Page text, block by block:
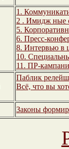
1.
2 . Имидж ные
5.
6. Пресс-
8. Интервью в
10.
11. ПР-
Паблик
Всё, что вы
Законы